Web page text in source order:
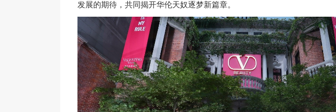
发展的期待，共同揭开华伦天奴逐梦新篇章。